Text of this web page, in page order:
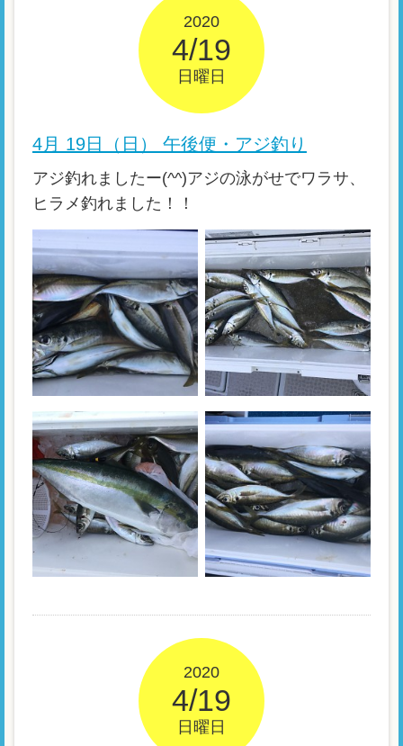
2020
4/19
日曜日
4月 19日（日） 午後便・アジ釣り
アジ釣れましたー(^^)アジの泳がせでワラサ、
ヒラメ釣れました！！
2020
4/19
日曜日